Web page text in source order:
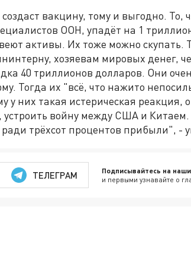
вакцину, тому и выгодно. То,
ООН, упадёт на 1
активы. Их тоже можно скупать.
хозяевам мировых денег,
40 триллионов долларов. Они
Тогда их "всё, что нажито
у них такая истерическая реакция,
устроить войну между США и
трёхсот процентов прибыли", -
ТЕЛЕГРАМ Подписывайтесь на
и первыми узнавайте о